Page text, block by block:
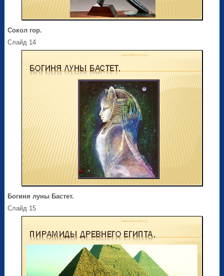
Сокол гор.
Слайд 14
Богиня луны Бастет.
Слайд 15